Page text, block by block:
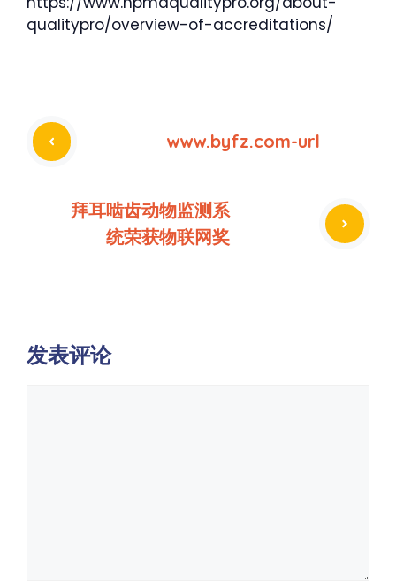
qualitypro/overview-of-accreditations/
www.byfz.com-url
拜耳啮齿动物监测系
统荣获物联网奖
发表评论